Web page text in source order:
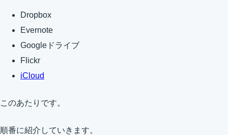
Dropbox
Evernote
Googleドライブ
Flickr
iCloud
このあたりです。
順番に紹介していきます。